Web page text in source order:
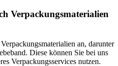
Verpackungsmaterialien
an, darunter
Diese können Sie bei uns
Verpackungsservices nutzen.